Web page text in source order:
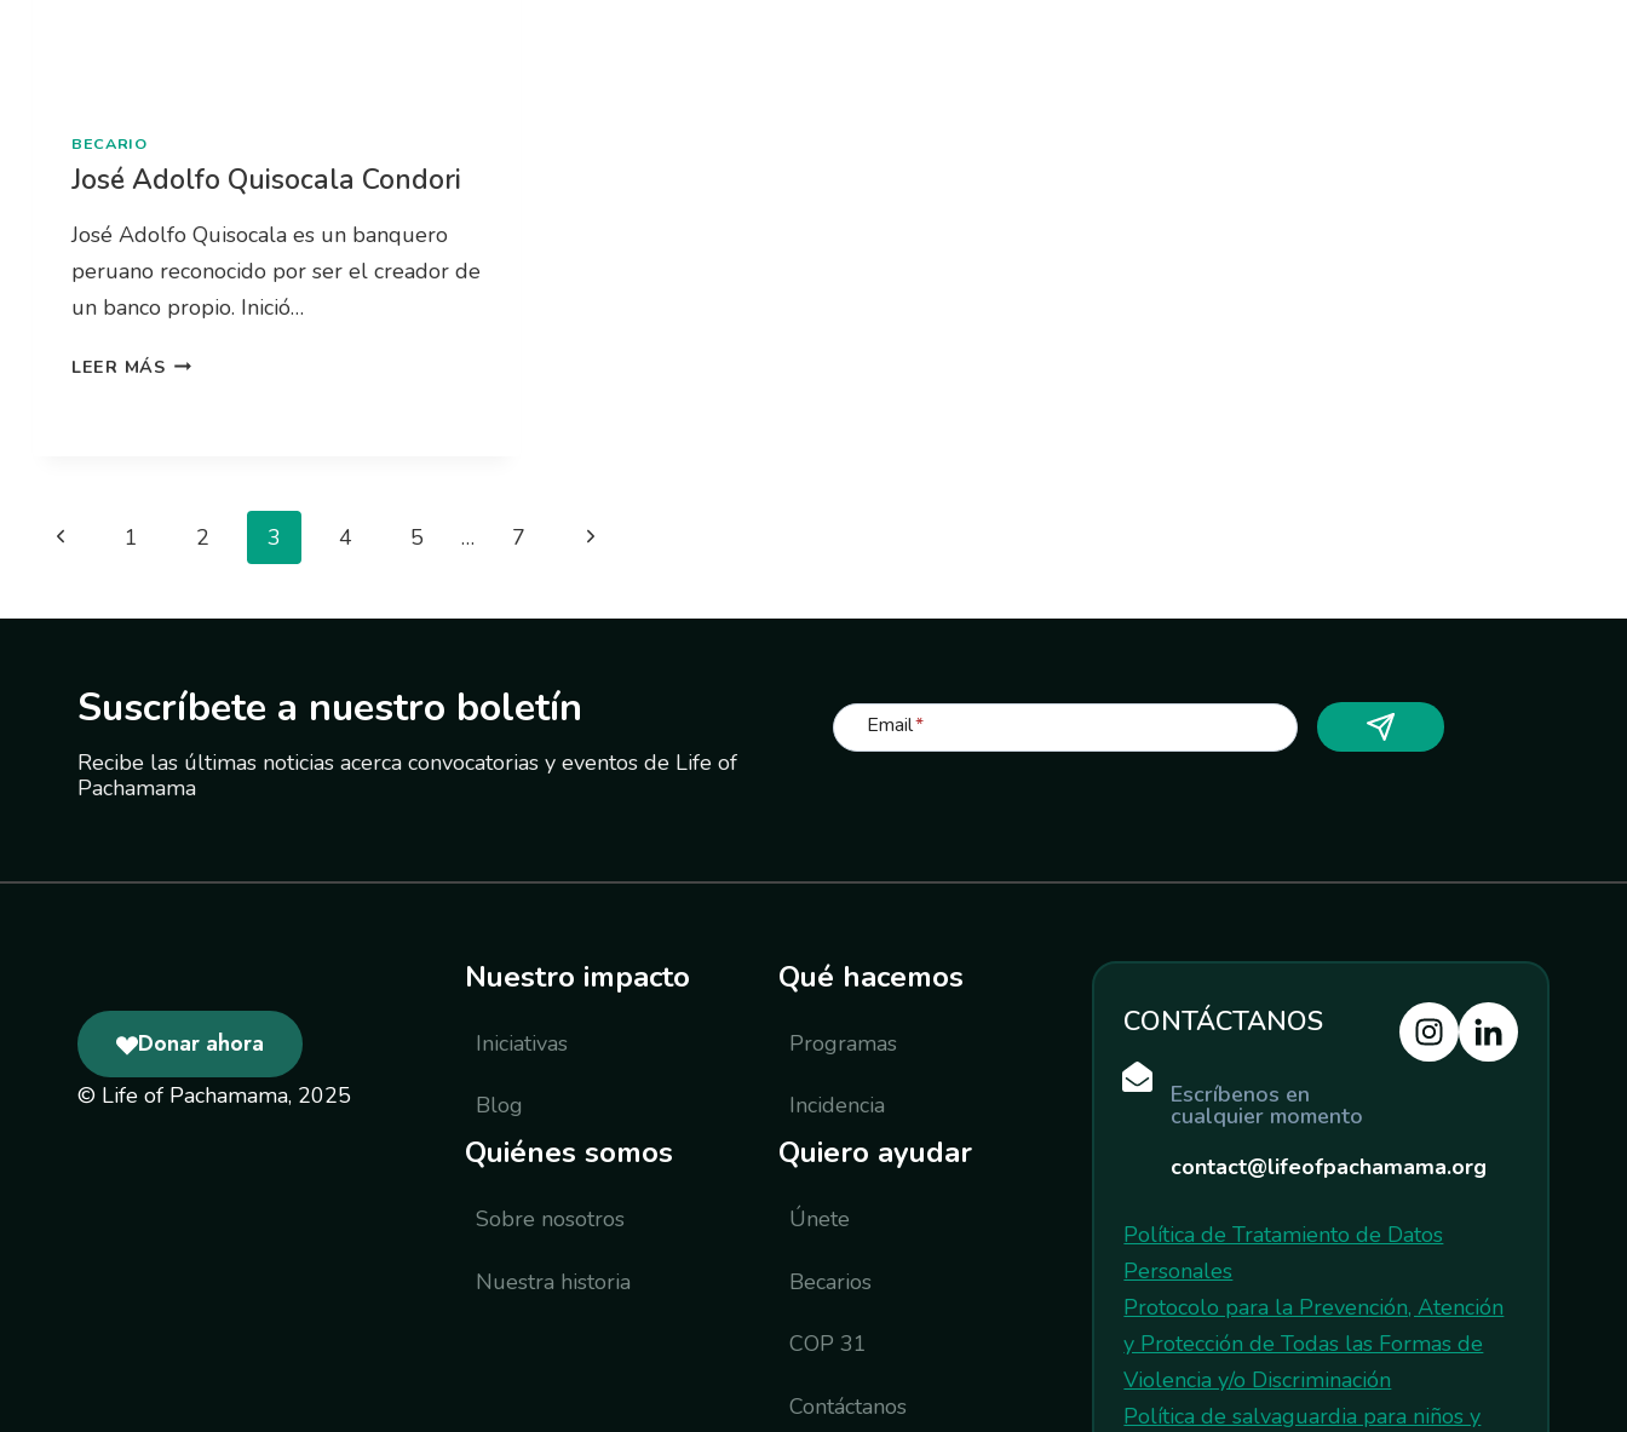
BECARIO
José Adolfo Quisocala Condori
José Adolfo Quisocala es un banquero
peruano reconocido por ser el creador de
un banco propio. Inició…
LEER MÁS
1 2 3 4 5 … 7
Suscríbete a nuestro boletín
Recibe las últimas noticias acerca convocatorias y eventos de Life of
Pachamama
Email*
Donar ahora
© Life of Pachamama, 2025
Nuestro impacto
Iniciativas
Blog
Quiénes somos
Sobre nosotros
Nuestra historia
Qué hacemos
Programas
Incidencia
Quiero ayudar
Únete
Becarios
COP 31
Contáctanos
CONTÁCTANOS
Escríbenos en
cualquier momento
contact@lifeofpachamama.org
Política de Tratamiento de Datos
Personales
Protocolo para la Prevención, Atención
y Protección de Todas las Formas de
Violencia y/o Discriminación
Política de salvaguardia para niños y